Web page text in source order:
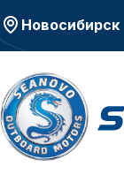
Новосибирск